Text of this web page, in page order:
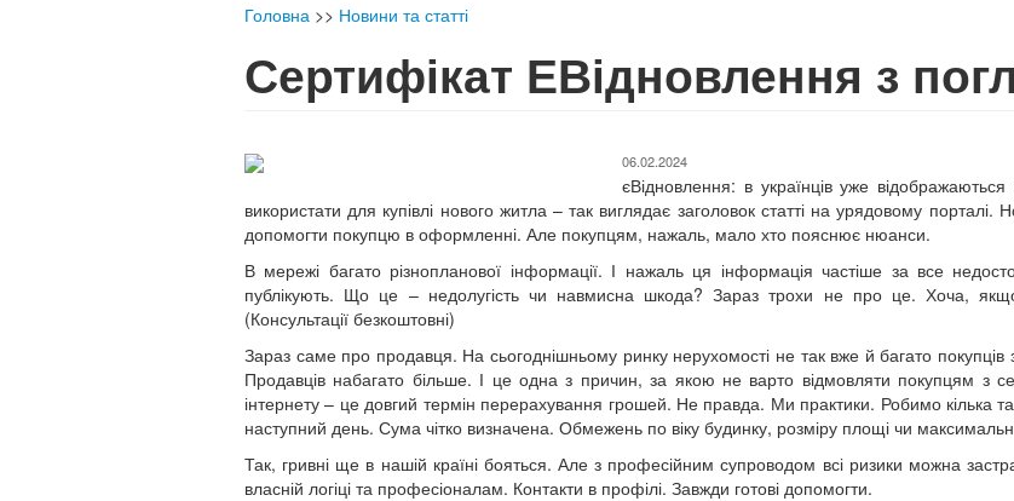
Головна >> Новини та статті
Сертифікат ЕВідновлення з
06.02.2024
єВідновлення: в українців уже
використати для купівлі нового житла – так виглядає заголовок статті на урядовому порталі.
допомогти покупцю в оформленні. Але покупцям, нажаль, мало хто пояснює нюанси.
В мережі багато різнопланової інформації. І нажаль ця інформація частіше за все
публікують. Що це – недолугість чи навмисна шкода? Зараз трохи не про це. Хоча, якщо
(Консультації безкоштовні)
Зараз саме про продавця. На сьогоднішньому ринку нерухомості не так вже й багато
Продавців набагато більше. І це одна з причин, за якою не варто відмовляти покупцям з
інтернету – це довгий термін перерахування грошей. Не правда. Ми практики. Робимо кілька
наступний день. Сума чітко визначена. Обмежень по віку будинку, розміру площі чи
Так, гривні ще в нашій країні бояться. Але з професійним супроводом всі ризики можна
власній логіці та професіоналам. Контакти в профілі. Завжди готові допомогти.